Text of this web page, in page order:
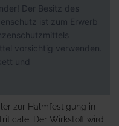
Der Besitz des
ist zum Erwerb
vorsichtig verwenden.
und
zur Halmfestigung in
Der Wirkstoff wird